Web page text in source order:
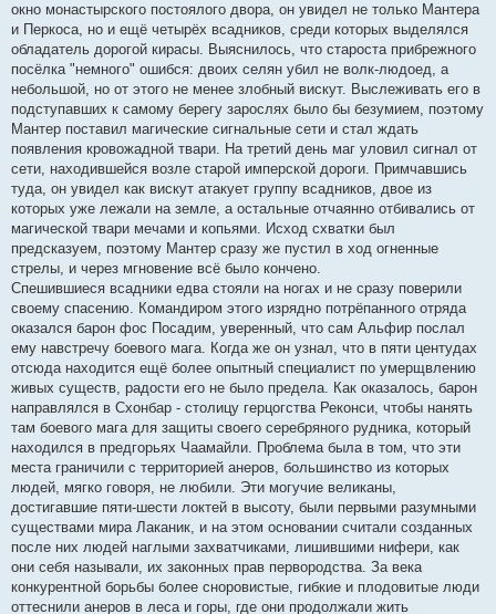
окно монастырского постоялого двора, он увидел не только Мантера
и Перкоса, но и ещё четырёх всадников, среди которых выделялся
обладатель дорогой кирасы. Выяснилось, что староста прибрежного
посёлка "немного" ошибся: двоих селян убил не волк-людоед, а
небольшой, но от этого не менее злобный вискут. Выслеживать его в
подступавших к самому берегу зарослях было бы безумием, поэтому
Мантер поставил магические сигнальные сети и стал ждать
появления кровожадной твари. На третий день маг уловил сигнал от
сети, находившейся возле старой имперской дороги. Примчавшись
туда, он увидел как вискут атакует группу всадников, двое из
которых уже лежали на земле, а остальные отчаянно отбивались от
магической твари мечами и копьями. Исход схватки был
предсказуем, поэтому Мантер сразу же пустил в ход огненные
стрелы, и через мгновение всё было кончено.
Спешившиеся всадники едва стояли на ногах и не сразу поверили
своему спасению. Командиром этого изрядно потрёпанного отряда
оказался барон фос Посадим, уверенный, что сам Альфир послал
ему навстречу боевого мага. Когда же он узнал, что в пяти центудах
отсюда находится ещё более опытный специалист по умерщвлению
живых существ, радости его не было предела. Как оказалось, барон
направлялся в Схонбар - столицу герцогства Реконси, чтобы нанять
там боевого мага для защиты своего серебряного рудника, который
находился в предгорьях Чаамайли. Проблема была в том, что эти
места граничили с территорией анеров, большинство из которых
людей, мягко говоря, не любили. Эти могучие великаны,
достигавшие пяти-шести локтей в высоту, были первыми разумными
существами мира Лаканик, и на этом основании считали созданных
после них людей наглыми захватчиками, лишившими нифери, как
они себя называли, их законных прав первородства. За века
конкурентной борьбы более сноровистые, гибкие и плодовитые люди
оттеснили анеров в леса и горы, где они продолжали жить